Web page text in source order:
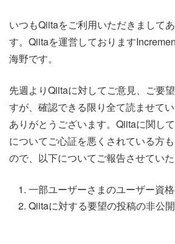
いつもQiitaをご利用いただきまして
す。Qiitaを運営しております
海野です。
先週よりQiitaに対してご意見、ご要
すが、確認できる限り全て読ませてい
ありがとうございます。Qiitaに関し
についてご心証を悪くされている方
ので、以下についてご報告させていた
一部ユーザーさまのユーザー資
Qiitaに対する要望の投稿の非公